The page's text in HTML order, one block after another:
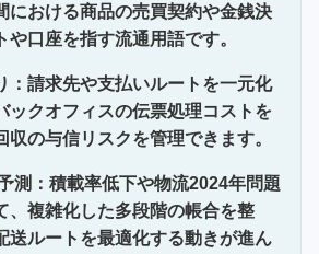
における商品の売買契約や金銭決
や口座を指す流通用語です。
：請求先や支払いルートを一元化
ックオフィスの伝票処理コストを
収の与信リスクを管理できます。
測：積載率低下や物流2024年問題
、複雑化した多段階の帳合を整
送ルートを最適化する動きが進ん